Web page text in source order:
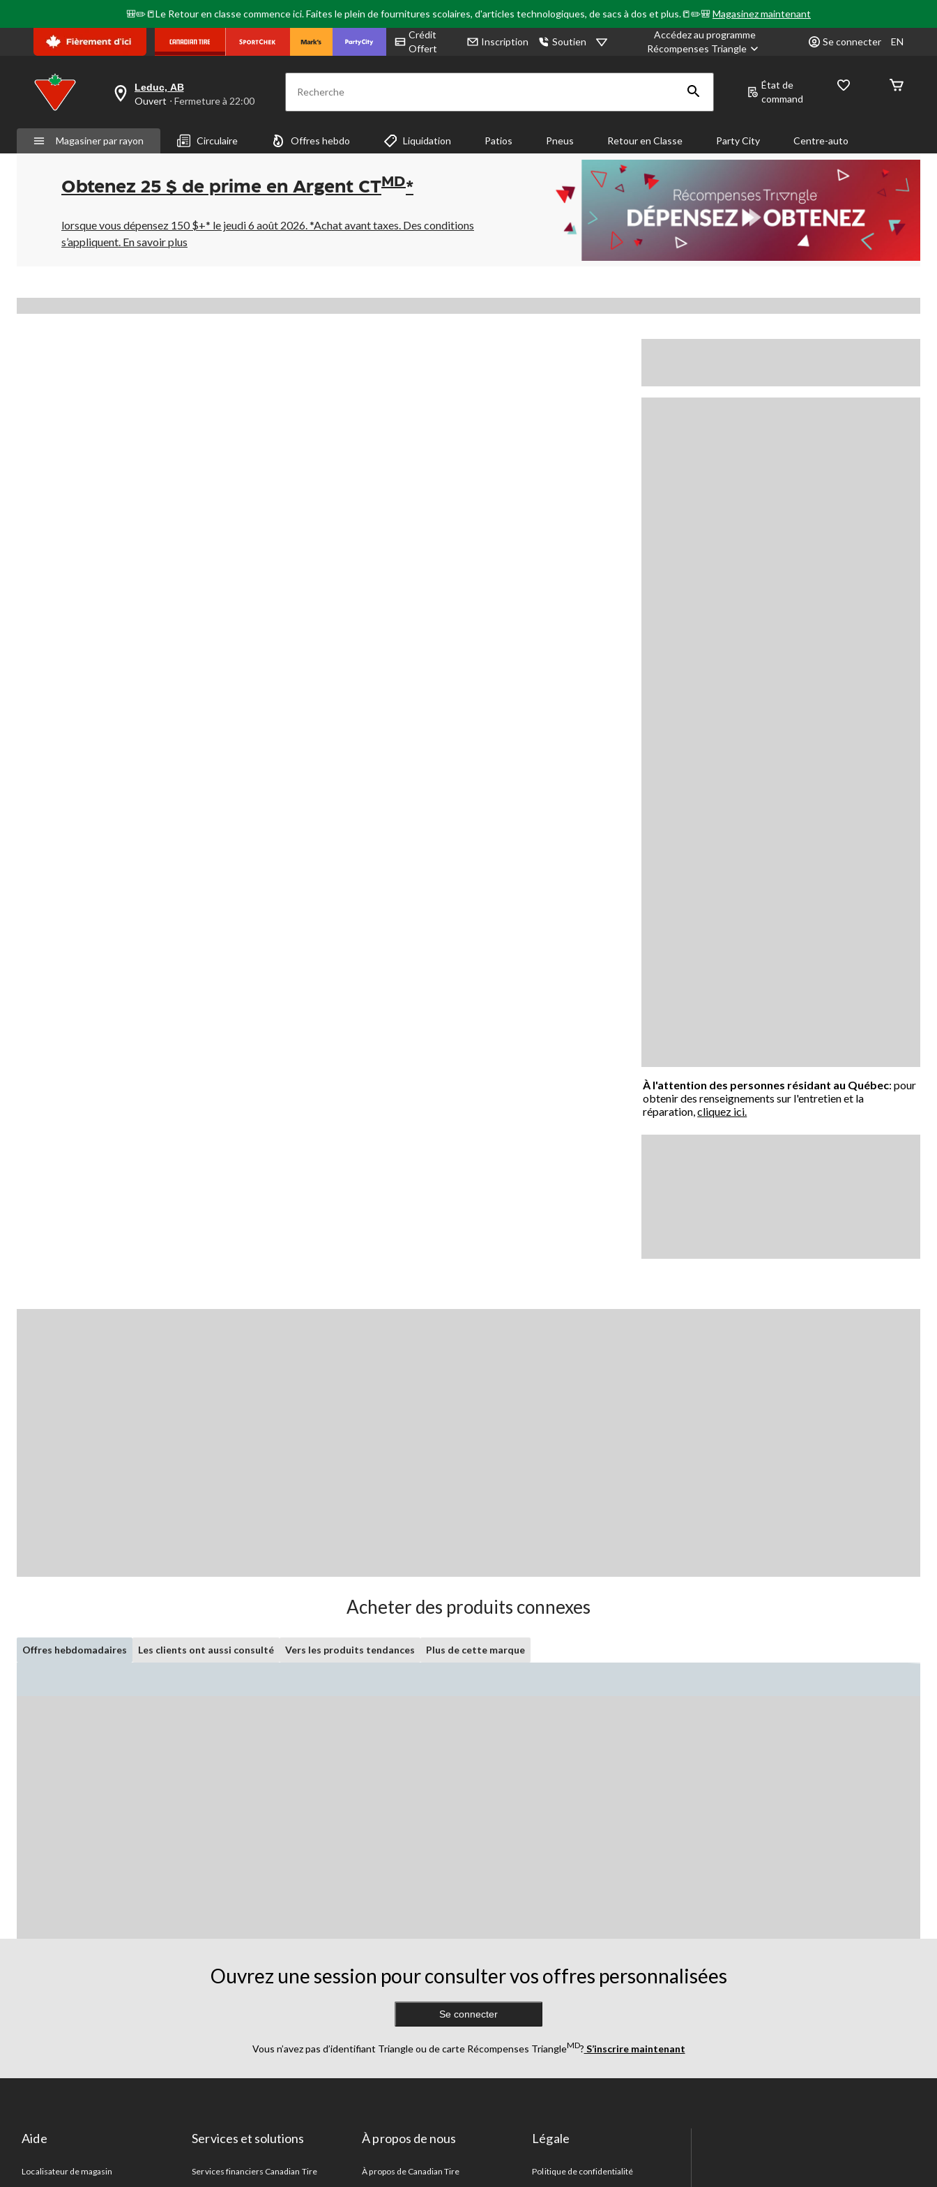
🎒✏️📒Le Retour en classe commence ici. Faites le plein de fournitures scolaires, d'articles technologiques, de sacs à dos et plus.📒✏️🎒Magasinez maintenant
Crédit
Offert
Inscription Soutien
Accédez au programme
Récompenses Triangle
Se connecter EN
votre
est
Leduc,
AB,
Fermeture
à
22:00
cliquer
pour
Leduc, AB
Ouvert ⋅ Fermeture à 22:00 Recherche
État de
command
Magasiner par rayon Circulaire Offres hebdo Liquidation Patios Pneus Retour en Classe Party City Centre-auto
Obtenez 25 $ de prime en Argent CT MD*
lorsque vous dépensez 150 $+* le jeudi 6 août 2026. *Achat avant taxes. Des conditions
s’appliquent. En savoir plus
À l'attention des personnes résidant au Québec: pour
obtenir des renseignements sur l'entretien et la
réparation,cliquez ici.
Acheter des produits connexes
Offres hebdomadaires Les clients ont aussi consulté Vers les produits tendances Plus de cette marque
Ouvrez une session pour consulter vos offres personnalisées
Se connecter
Vous n’avez pas d’identifiant Triangle ou de carte Récompenses TriangleMD? S’inscrire maintenant
Aide
Localisateur de magasin
Services et solutions
Services financiers Canadian Tire
À propos de nous
À propos de Canadian Tire
Légale
Politique de confidentialité